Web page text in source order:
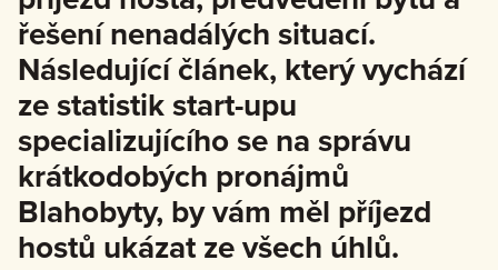
řešení nenadálých situací.
Následující článek, který vychází
ze statistik start-upu
specializujícího se na správu
krátkodobých pronájmů
Blahobyty, by vám měl příjezd
hostů ukázat ze všech úhlů.